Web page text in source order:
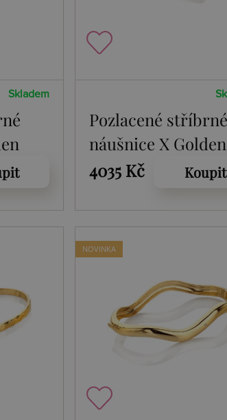
Skladem
Pozlacené stříbrné
náušnice X Golden
Edit Paired DE888
4035 Kč Koupit
NOVINKA